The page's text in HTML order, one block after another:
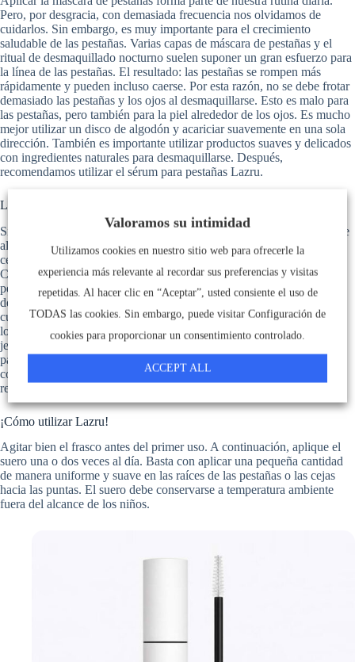
Pero, por desgracia, con demasiada frecuencia nos olvidamos de
cuidarlos. Sin embargo, es muy importante para el crecimiento
saludable de las pestañas. Varias capas de máscara de pestañas y el
ritual de desmaquillado nocturno suelen suponer un gran esfuerzo para
la línea de las pestañas. El resultado: las pestañas se rompen más
rápidamente y pueden incluso caerse. Por esta razón, no se debe frotar
demasiado las pestañas y los ojos al desmaquillarse. Esto es malo para
las pestañas, pero también para la piel alrededor de los ojos. Es mucho
mejor utilizar un disco de algodón y acariciar suavemente en una sola
dirección. También es importante utilizar productos suaves y delicados
con ingredientes naturales para desmaquillarse. Después,
recomendamos utilizar el sérum para pestañas Lazru.
Lazru - ¡Recrece tus pestañas con este sérum!
Si quieres potenciar el crecimiento de tus pestañas y cejas, el sérum de
alta eficacia de Lazru es la elección correcta. Hará que tus pestañas y
cejas vuelvan a crecer sin utilizar hormonas ni ingredientes dañinos.
Con una potente combinación de más de 50 valiosos ingredientes
perfectamente coordinados, las sensibles raíces del vello del contorno
de los ojos se estimulan de forma óptima. Y con mayor eficacia que
cualquier otro sérum para pestañas del mercado. De ello se encargan
los preciosos aceites de lavanda genuina, cordero japonés, enebro o
jengibre. ¡Lazru hace maravillas! Se necesita una media de tres meses
para conseguir un resultado óptimo. Las pestañas artificiales o las
costosas extensiones de pestañas ya no son necesarias con el uso
regular de Lazru, ¡porque la mirada es perfecta!
¡Cómo utilizar Lazru!
Agitar bien el frasco antes del primer uso. A continuación, aplique el
suero una o dos veces al día. Basta con aplicar una pequeña cantidad
de manera uniforme y suave en las raíces de las pestañas o las cejas
hacia las puntas. El suero debe conservarse a temperatura ambiente
fuera del alcance de los niños.
Valoramos su intimidad
Utilizamos cookies en nuestro sitio web para ofrecerle la
experiencia más relevante al recordar sus preferencias y visitas
repetidas. Al hacer clic en “Aceptar”, usted consiente el uso de
TODAS las cookies. Sin embargo, puede visitar Configuración de
cookies para proporcionar un consentimiento controlado.
ACCEPT ALL